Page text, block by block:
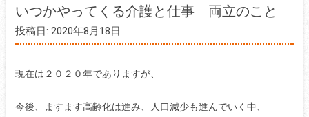
いつかやってくる介護と仕事 両立のこと
投稿日: 2020年8月18日
現在は２０２０年でありますが、
今後、ますます高齢化は進み、人口減少も進んでいく中、